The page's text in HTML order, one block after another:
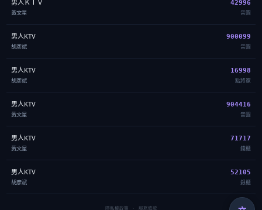
男人ＫＴＶ
黃文星
42996
音圓
男人KTV
胡彥斌
900099
音圓
男人KTV
胡彥斌
16998
點將家
男人KTV
黃文星
904416
音圓
男人KTV
黃文星
71717
錢櫃
男人KTV
胡彥斌
52105
銀櫃
隱私權政策 · 服務條款